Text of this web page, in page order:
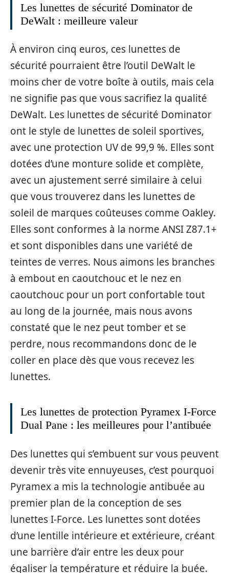
Les lunettes de sécurité Dominator de
DeWalt : meilleure valeur
À environ cinq euros, ces lunettes de
sécurité pourraient être l’outil DeWalt le
moins cher de votre boîte à outils, mais cela
ne signifie pas que vous sacrifiez la qualité
DeWalt. Les lunettes de sécurité Dominator
ont le style de lunettes de soleil sportives,
avec une protection UV de 99,9 %. Elles sont
dotées d’une monture solide et complète,
avec un ajustement serré similaire à celui
que vous trouverez dans les lunettes de
soleil de marques coûteuses comme Oakley.
Elles sont conformes à la norme ANSI Z87.1+
et sont disponibles dans une variété de
teintes de verres. Nous aimons les branches
à embout en caoutchouc et le nez en
caoutchouc pour un port confortable tout
au long de la journée, mais nous avons
constaté que le nez peut tomber et se
perdre, nous recommandons donc de le
coller en place dès que vous recevez les
lunettes.
Les lunettes de protection Pyramex I-Force
Dual Pane : les meilleures pour l’antibuée
Des lunettes qui s’embuent sur vous peuvent
devenir très vite ennuyeuses, c’est pourquoi
Pyramex a mis la technologie antibuée au
premier plan de la conception de ses
lunettes I-Force. Les lunettes sont dotées
d’une lentille intérieure et extérieure, créant
une barrière d’air entre les deux pour
égaliser la température et réduire la buée.